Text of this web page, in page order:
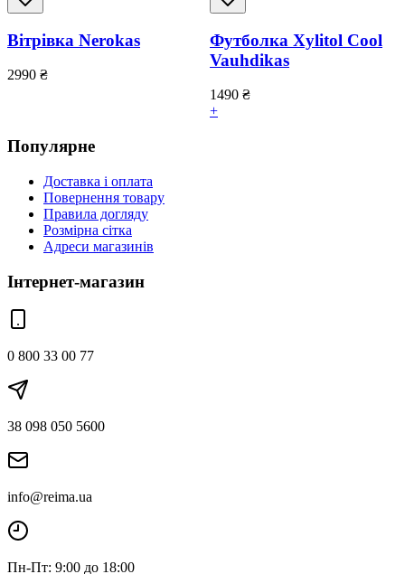
Вітрівка Nerokas
2990 ₴
Футболка Xylitol Cool
Vauhdikas
1490 ₴
+
Популярне
Доставка і оплата
Повернення товару
Правила догляду
Розмірна сітка
Адреси магазинів
Інтернет-магазин
0 800 33 00 77
38 098 050 5600
info@reima.ua
Пн-Пт: 9:00 до 18:00